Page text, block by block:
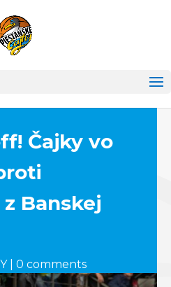
Čajky vo
Banskej
| 0 comments